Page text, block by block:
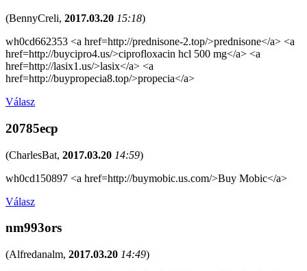
(BennyCreli, 2017.03.20 15:18)
wh0cd662353 <a href=http://prednisone-2.top/>prednisone</a> <a
href=http://buycipro4.us/>ciprofloxacin hcl 500 mg</a> <a
href=http://lasix1.us/>lasix</a> <a
href=http://buypropecia8.top/>propecia</a>
Válasz
20785ecp
(CharlesBat, 2017.03.20 14:59)
wh0cd150897 <a href=http://buymobic.us.com/>Buy Mobic</a>
Válasz
nm993ors
(Alfredanalm, 2017.03.20 14:49)